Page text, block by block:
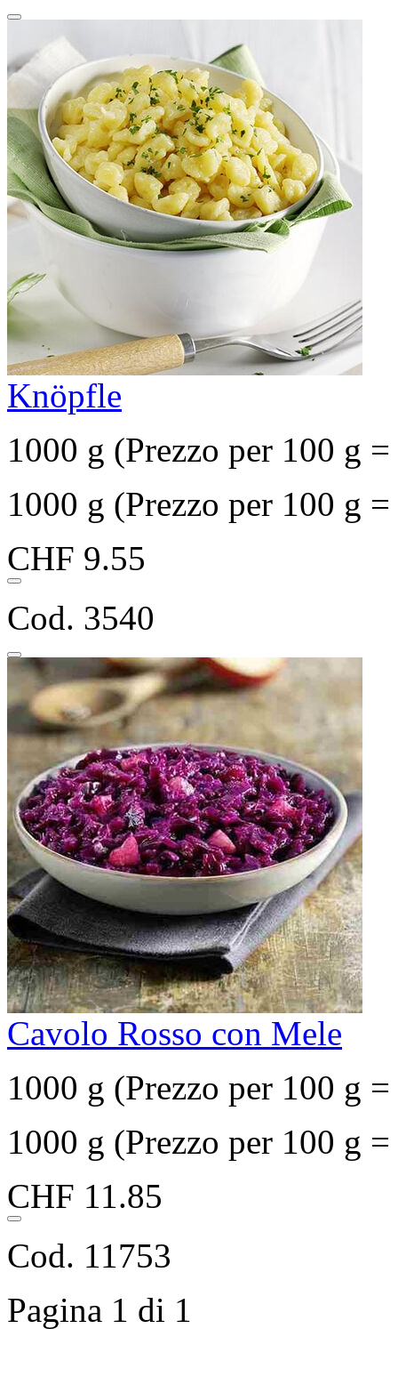
Knöpfle
1000 g (Prezzo per 100 g
1000 g (Prezzo per 100 g
CHF 9.55
Cod. 3540
Cavolo Rosso con Mele
1000 g (Prezzo per 100 g
1000 g (Prezzo per 100 g
CHF 11.85
Cod. 11753
Pagina 1 di 1